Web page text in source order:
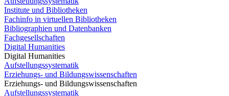
Institute und Bibliotheken
Fachinfo in virtuellen Bibliotheken
Bibliographien und Datenbanken
Fachgesellschaften
Digital Humanities
Digital Humanities
Aufstellungssystematik
Erziehungs- und Bildungswissenschaften
Erziehungs- und Bildungswissenschaften
Aufstellungssystematik